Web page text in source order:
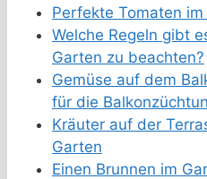
Perfekte Tomaten
Welche Regeln gibt
Garten zu beachten?
Gemüse auf dem
für die
Kräuter auf der
Garten
Einen Brunnen im